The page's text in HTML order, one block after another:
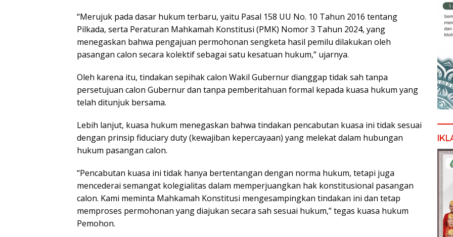
“Merujuk pada dasar hukum terbaru, yaitu Pasal 158 UU No. 10 Tahun 2016 tentang
Pilkada, serta Peraturan Mahkamah Konstitusi (PMK) Nomor 3 Tahun 2024, yang
menegaskan bahwa pengajuan permohonan sengketa hasil pemilu dilakukan oleh
pasangan calon secara kolektif sebagai satu kesatuan hukum,” ujarnya.
Oleh karena itu, tindakan sepihak calon Wakil Gubernur dianggap tidak sah tanpa
persetujuan calon Gubernur dan tanpa pemberitahuan formal kepada kuasa hukum yang
telah ditunjuk bersama.
Lebih lanjut, kuasa hukum menegaskan bahwa tindakan pencabutan kuasa ini tidak sesuai
dengan prinsip fiduciary duty (kewajiban kepercayaan) yang melekat dalam hubungan
hukum pasangan calon.
“Pencabutan kuasa ini tidak hanya bertentangan dengan norma hukum, tetapi juga
mencederai semangat kolegialitas dalam memperjuangkan hak konstitusional pasangan
calon. Kami meminta Mahkamah Konstitusi mengesampingkan tindakan ini dan tetap
memproses permohonan yang diajukan secara sah sesuai hukum,” tegas kuasa hukum
Pemohon.